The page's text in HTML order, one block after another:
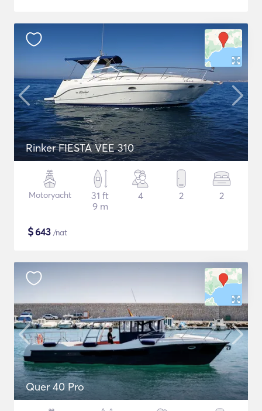
Rinker FIESTA VEE 310
Motoryacht
31 ft
9 m
4 2 2
$643 /nat
Quer 40 Pro